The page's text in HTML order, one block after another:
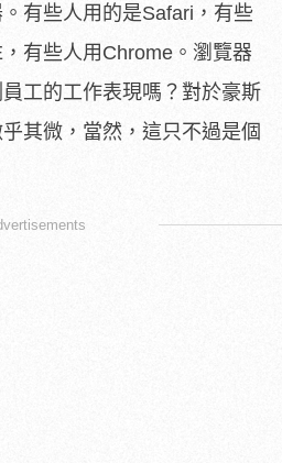
有些人用的是Safari，有些
有些人用Chrome。瀏覽器
工的工作表現嗎？對於豪斯
其微，當然，這只不過是個